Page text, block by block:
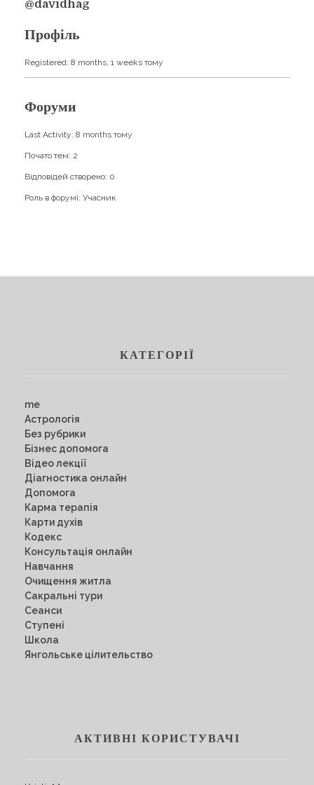
Бізнес допомога
Навчання
Карти Духів
@davidhag
Профіль
Registered: 8 months, 1 weeks тому
Форуми
Last Activity: 8 months тому
Почато тем: 2
Відповідей створено: 0
Роль в форумі: Учасник
КАТЕГОРІЇ
me
Астрологія
Без рубрики
Бізнес допомога
Відео лекції
Діагностика онлайн
Допомога
Карма терапія
Карти духів
Кодекс
Консультація онлайн
Навчання
Очищення житла
Сакральні тури
Сеанси
Ступені
Школа
Янгольське цілительство
АКТИВНІ КОРИСТУВАЧІ